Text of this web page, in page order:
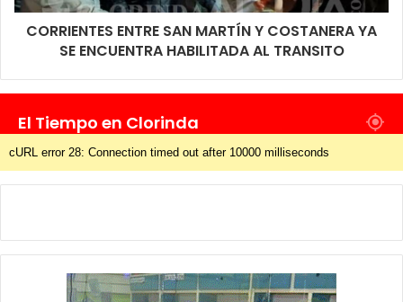
CORRIENTES ENTRE SAN MARTÍN Y COSTANERA YA
SE ENCUENTRA HABILITADA AL TRANSITO
El Tiempo en Clorinda
cURL error 28: Connection timed out after 10000 milliseconds